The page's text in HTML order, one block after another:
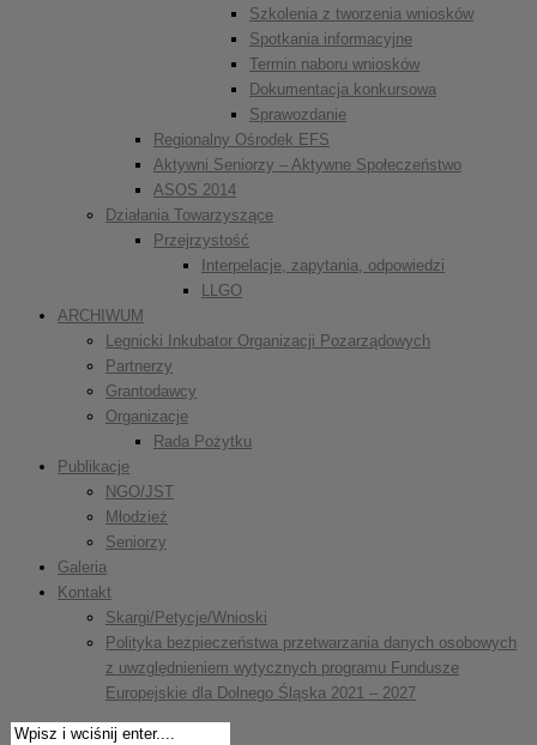
Szkolenia z tworzenia wniosków
Spotkania informacyjne
Termin naboru wniosków
Dokumentacja konkursowa
Sprawozdanie
Regionalny Ośrodek EFS
Aktywni Seniorzy – Aktywne Społeczeństwo
ASOS 2014
Działania Towarzyszące
Przejrzystość
Interpelacje, zapytania, odpowiedzi
LLGO
ARCHIWUM
Legnicki Inkubator Organizacji Pozarządowych
Partnerzy
Grantodawcy
Organizacje
Rada Pożytku
Publikacje
NGO/JST
Młodzież
Seniorzy
Galeria
Kontakt
Skargi/Petycje/Wnioski
Polityka bezpieczeństwa przetwarzania danych osobowych
z uwzględnieniem wytycznych programu Fundusze
Europejskie dla Dolnego Śląska 2021 – 2027